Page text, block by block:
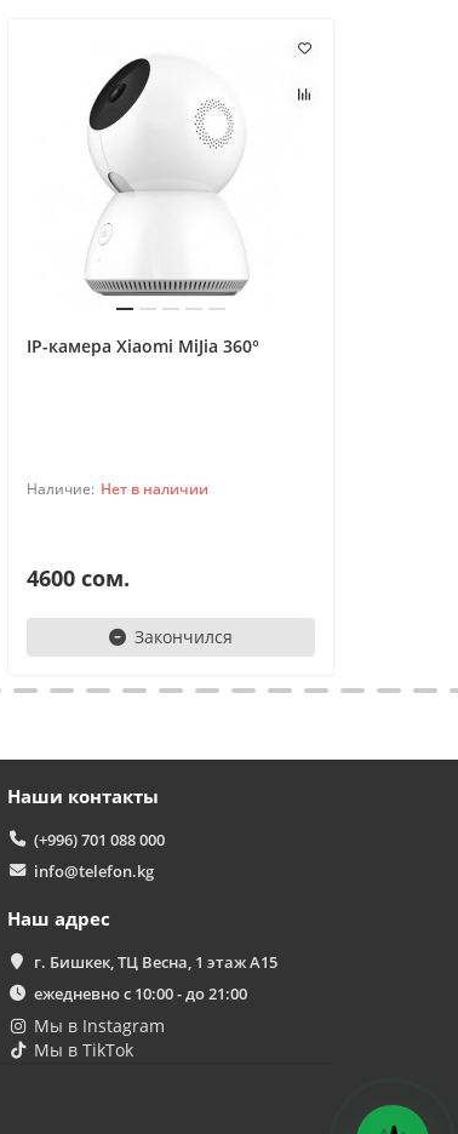
IP-камера Xiaomi MiJia 360°
Нет в наличии
4600 сом.
Закончился
Наши контакты
(+996) 701 088 000
info@telefon.kg
Наш адрес
г. Бишкек, ТЦ Весна, 1 этаж А15
ежедневно с 10:00 - до 21:00
Мы в Instagram
Мы в TikTok
Здравствуйте! 👋
Чем можем помочь?